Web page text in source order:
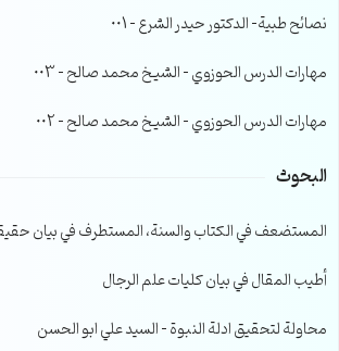
نصائح طبية- الدكتور حيدر الشرع – 001
مهارات الدرس الحوزوي – الشيخ محمد صالح – 003
مهارات الدرس الحوزوي – الشيخ محمد صالح – 002
البحوث
المستضعف في الكتاب والسنة، المستطرف في بيان
أطيب المقال في بيان كليات علم الرجال
محاولة لتحقيق ادلة النبوة – السيد علي ابو الحسن